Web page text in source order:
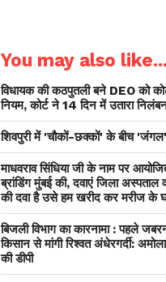
You may also like...
विधायक की कठपुतली बने DEO को
नियम, कोर्ट ने 14 दिन में उतारा
शिवपुरी में 'चौकों-छक्कों' के बीच
माधवराव सिंधिया जी के नाम पर
ब्रांडिंग मुंबई की, दवाएं जिला
की दवा है उसे हम खरीद कर मरीज के
बिजली विभाग का कारनामा : पहले
किसान से मांगी रिश्वत अंधेरगर्दी:
की डीपी